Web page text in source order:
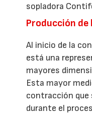
sopladora
Producción de
Al inicio de la
está una
mayores
Esta mayor
contracción
durante el